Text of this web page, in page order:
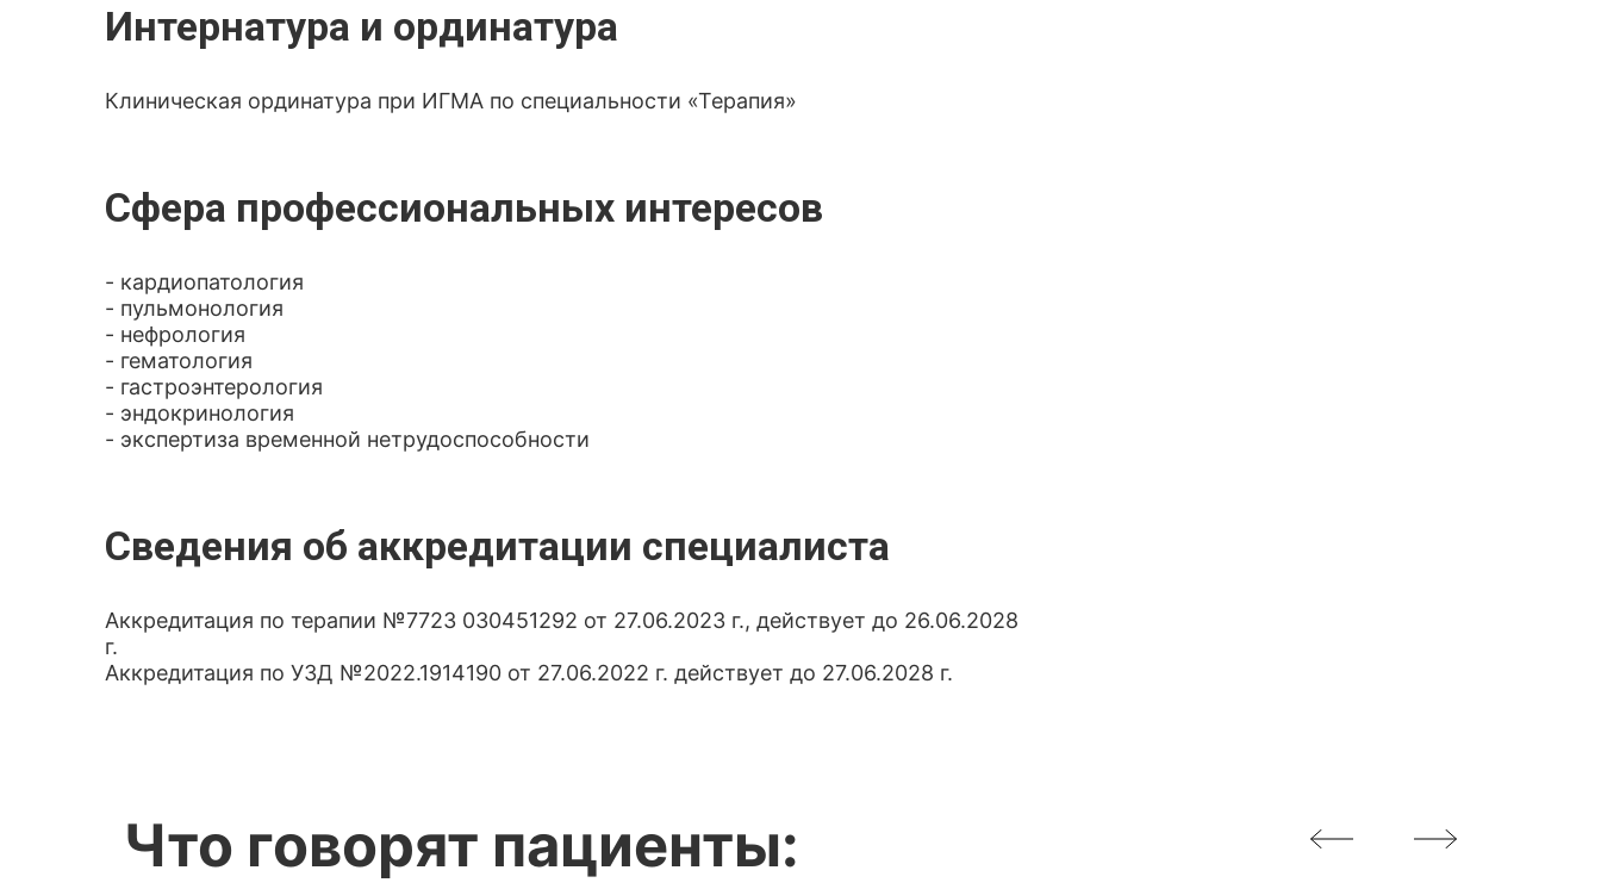
Интернатура и ординатура
Клиническая ординатура при ИГМА по специальности «Терапия»
Сфера профессиональных интересов
- кардиопатология
- пульмонология
- нефрология
- гематология
- гастроэнтерология
- эндокринология
- экспертиза временной нетрудоспособности
Сведения об аккредитации специалиста
Аккредитация по терапии №7723 030451292 от 27.06.2023 г., действует до 26.06.2028
г.
Аккредитация по УЗД №2022.1914190 от 27.06.2022 г. действует до 27.06.2028 г.
Что говорят пациенты: